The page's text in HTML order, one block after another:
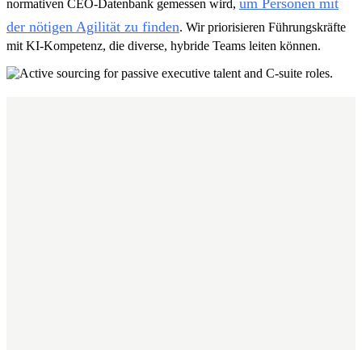
normativen CEO-Datenbank gemessen wird, um Personen mit
der nötigen Agilität zu finden. Wir priorisieren Führungskräfte
mit KI-Kompetenz, die diverse, hybride Teams leiten können.